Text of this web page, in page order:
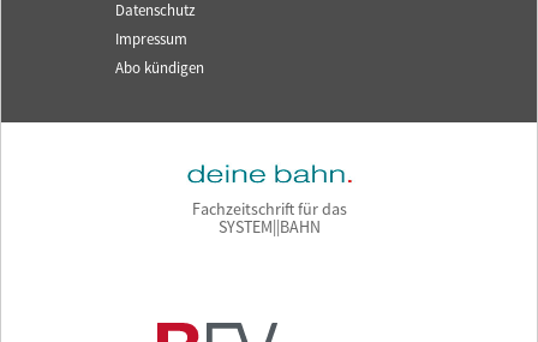
Datenschutz
Impressum
Abo kündigen
Fachzeitschrift für das
SYSTEM||BAHN